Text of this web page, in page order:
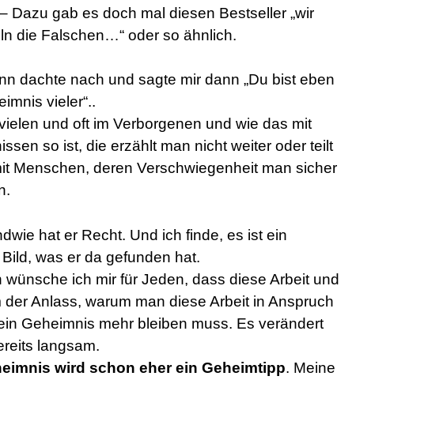
Dazu gab es doch mal diesen Bestseller „wir
die Falschen…“ oder so ähnlich.
dachte nach und sagte mir dann „Du bist eben
vieler“..
und oft im Verborgenen und wie das mit
so ist, die erzählt man nicht weiter oder teilt
Menschen, deren Verschwiegenheit man sicher
hat er Recht. Und ich finde, es ist ein
was er da gefunden hat.
wünsche ich mir für Jeden, dass diese Arbeit und
der Anlass, warum man diese Arbeit in Anspruch
Geheimnis mehr bleiben muss. Es verändert
langsam.
wird schon eher ein Geheimtipp. Meine